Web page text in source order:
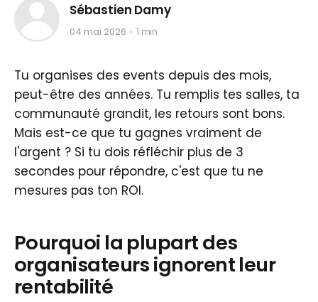
Sébastien Damy
04 mai 2026 1 min
Tu organises des events depuis des mois,
peut-être des années. Tu remplis tes salles, ta
communauté grandit, les retours sont bons.
Mais est-ce que tu gagnes vraiment de
l'argent ? Si tu dois réfléchir plus de 3
secondes pour répondre, c'est que tu ne
mesures pas ton ROI.
Pourquoi la plupart des
organisateurs ignorent leur
rentabilité